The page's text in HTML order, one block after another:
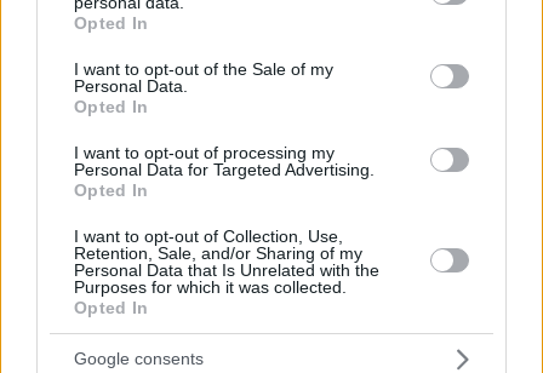
grant or deny consent to Google and its third-party tags to
use your data for below specified purposes in below Google
consent section.
Opted In
I want to opt-out of the Sale of my
Personal Data.
Opted In
I want to opt-out of processing my
Personal Data for Targeted Advertising.
Opted In
I want to opt-out of Collection, Use,
Retention, Sale, and/or Sharing of my
Personal Data that Is Unrelated with the
Purposes for which it was collected.
Opted In
Google consents